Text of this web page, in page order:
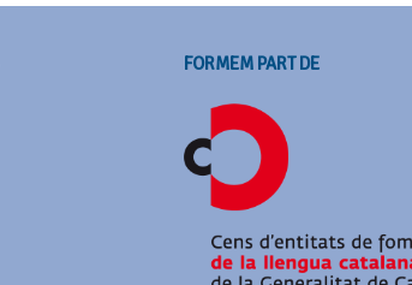
FORMEM PART DE